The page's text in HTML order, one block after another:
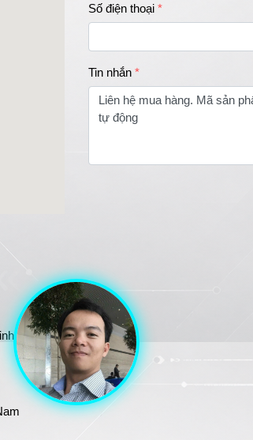
Việt
Số điện thoại
Tin nhắn